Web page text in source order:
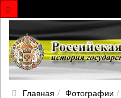
Главная Фотографии